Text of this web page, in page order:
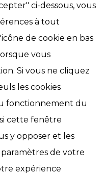
ci-dessous, vous
à tout
de cookie en bas
vous
Si vous ne cliquez
les cookies
fonctionnement du
cette fenêtre
y opposer et les
de votre
expérience